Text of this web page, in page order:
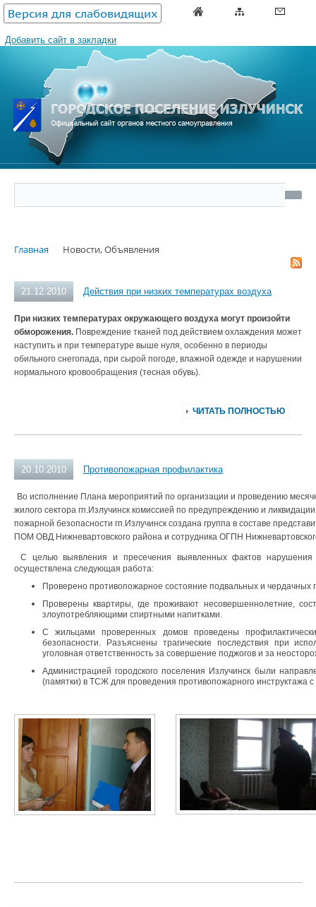
Версия для слабовидящих
Добавить сайт в закладки
Главная Новости, Объявления
21.12.2010 Действия при низких температурах воздуха
При низких температурах окружающего воздуха могут произойти
обморожения. Повреждение тканей под действием охлаждения может
наступить и при температуре выше нуля, особенно в периоды
обильного снегопада, при сырой погоде, влажной одежде и нарушении
нормального кровообращения (тесная обувь).
ЧИТАТЬ ПОЛНОСТЬЮ
20.10.2010 Противопожарная профилактика
Во исполнение Плана мероприятий по организации и проведению
жилого сектора гп.Излучинск комиссией по предупреждению и
пожарной безопасности гп.Излучинск создана группа в составе
ПОМ ОВД Нижневартовского района и сотрудника ОГПН
С целью выявления и пресечения выявленных фактов нарушения
осуществлена следующая работа:
Проверено противопожарное состояние подвальных и
Проверены квартиры, где проживают несовершеннолетние,
злоупотребляющими спиртными напитками.
С жильцами проверенных домов проведены
безопасности. Разъяснены трагические последствия при
уголовная ответственность за совершение поджогов и за
Администрацией городского поселения Излучинск были
(памятки) в ТСЖ для проведения противопожарного инструктажа